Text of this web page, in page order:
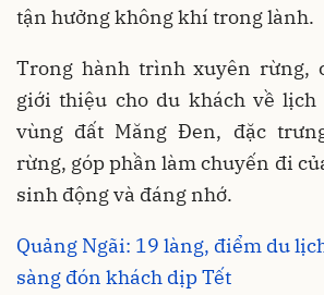
tận hưởng không khí trong lành.
Trong hành trình xuyên rừng,
giới thiệu cho du khách về lịch
vùng đất Măng Đen, đặc
rừng, góp phần làm chuyến đi
sinh động và đáng nhớ.
Quảng Ngãi: 19 làng, điểm du
sàng đón khách dịp Tết